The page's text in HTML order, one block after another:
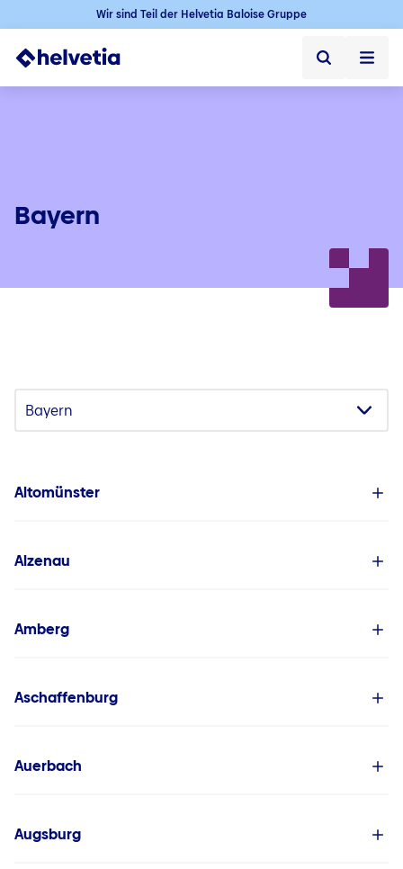
Wir sind Teil der Helvetia Baloise Gruppe
Kontakt & Service
Bayern
Altomünster
Alzenau
Amberg
Aschaffenburg
Auerbach
Augsburg